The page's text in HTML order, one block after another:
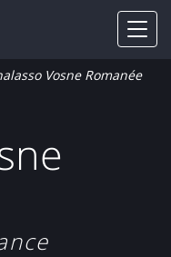
Vosne Romanée